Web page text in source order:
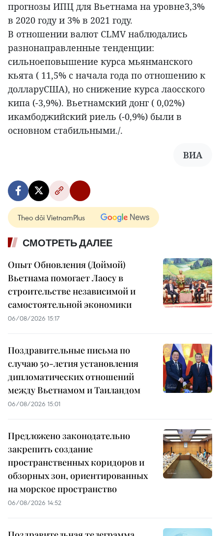
прогнозы ИПЦ для Вьетнама на уровне3,3%
в 2020 году и 3% в 2021 году.
В отношении валют CLMV наблюдались
разнонаправленные тенденции:
сильноеповышение курса мьянманского
кьята ( 11,5% с начала года по отношению к
долларуСША), но снижение курса лаосского
кипа (-3,9%). Вьетнамский донг ( 0,02%)
икамбоджийский риель (-0,9%) были в
основном стабильными./.
ВИА
Theo dõi VietnamPlus
СМОТРЕТЬ ДАЛЕЕ
Опыт Обновления (Доймой)
Вьетнама помогает Лаосу в
строительстве независимой и
самостоятельной экономики
06/08/2026 15:17
Поздравительные письма по
случаю 50-летия установления
дипломатических отношений
между Вьетнамом и Таиландом
06/08/2026 15:01
Предложено законодательно
закрепить создание
пространственных коридоров и
обзорных зон, ориентированных
на морское пространство
06/08/2026 14:52